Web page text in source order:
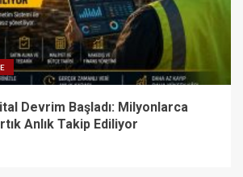
Devrim Başladı: Milyonlarca
Anlık Takip Ediliyor